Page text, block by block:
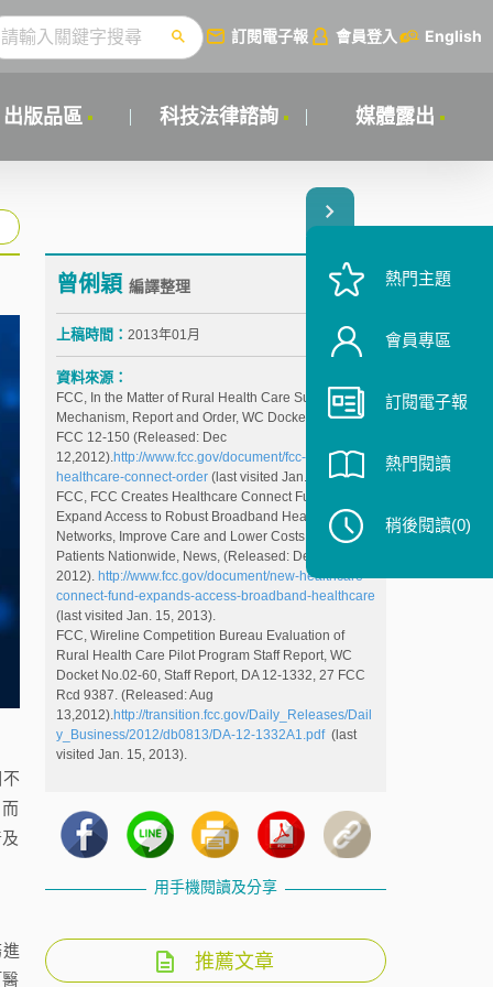
訂閱電子報 會員登入 English
出版品區 科技法律諮詢 媒體露出
曾俐穎 編譯整理
上稿時間： 2013年01月
資料來源：
FCC, In the Matter of Rural Health Care Support
Mechanism, Report and Order, WC Docket No.02-60,
FCC 12-150 (Released: Dec
12,2012).http://www.fcc.gov/document/fcc-releases-
healthcare-connect-order(last visited Jan. 15, 2013).
FCC, FCC Creates Healthcare Connect Fund to
Expand Access to Robust Broadband Healthcare
Networks, Improve Care and Lower Costs For
Patients Nationwide, News, (Released: Dec 12,
2012). http://www.fcc.gov/document/new-healthcare-
connect-fund-expands-access-broadband-healthcare
(last visited Jan. 15, 2013).
FCC, Wireline Competition Bureau Evaluation of
Rural Health Care Pilot Program Staff Report, WC
Docket No.02-60, Staff Report, DA 12-1332, 27 FCC
Rcd 9387. (Released: Aug
13,2012).http://transition.fcc.gov/Daily_Releases/Dail
y_Business/2012/db0813/DA-12-1332A1.pdf(last
visited Jan. 15, 2013).
用手機閱讀及分享
推薦文章
熱門主題
會員專區
訂閱電子報
熱門閱讀
稍後閱讀(0)